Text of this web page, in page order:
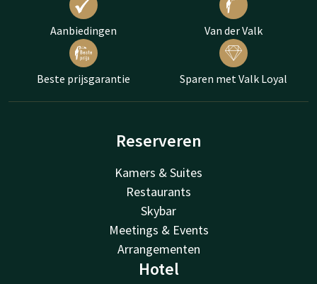
Aanbiedingen Van der Valk
Beste prijsgarantie Sparen met Valk Loyal
Reserveren
Kamers & Suites
Restaurants
Skybar
Meetings & Events
Arrangementen
Hotel